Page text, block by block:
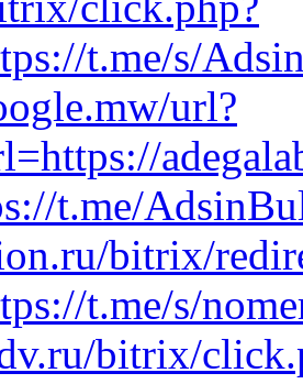
t.me/s/
url?
t.me/
bitrix/
t.me/s/
bitrix/